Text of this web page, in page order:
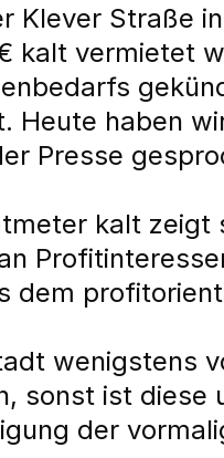
Straße
kalt vermietet
Heute haben
Presse
kalt
dem
wenigstens
sonst ist
der